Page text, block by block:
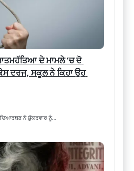
ਦੇ ਮਾਮਲੇ ‘ਚ ਦੋ
ਦਰਜ, ਸਕੂਲ ਨੇ ਕਿਹਾ ਉਹ
ਨੇ ਸ਼ੁੱਕਰਵਾਰ ਨੂੰ…